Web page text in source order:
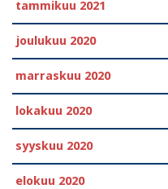
tammikuu 2021
joulukuu 2020
marraskuu 2020
lokakuu 2020
syyskuu 2020
elokuu 2020